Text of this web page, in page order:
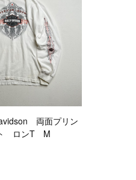
両面プリン
ロンT M